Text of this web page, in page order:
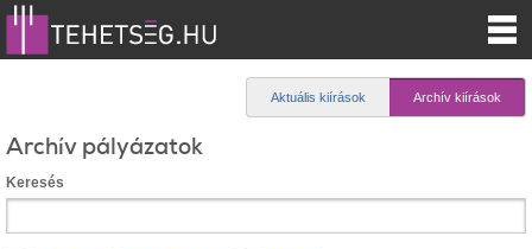
Aktuális kiírások Archív kiírások
Archív pályázatok
Keresés